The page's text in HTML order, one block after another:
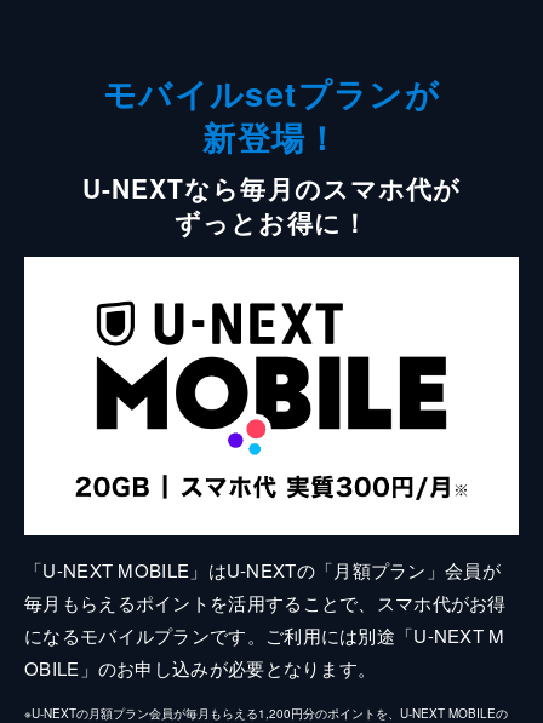
モバイルsetプランが
新登場！
U-NEXTなら毎月のスマホ代が
ずっとお得に！
「U-NEXT MOBILE」はU-NEXTの「月額プラン」会員が
毎月もらえるポイントを活用することで、スマホ代がお得
になるモバイルプランです。ご利用には別途「U-NEXT M
OBILE」のお申し込みが必要となります。
※U-NEXTの月額プラン会員が毎月もらえる1,200円分のポイントを、U-NEXT MOBILEの